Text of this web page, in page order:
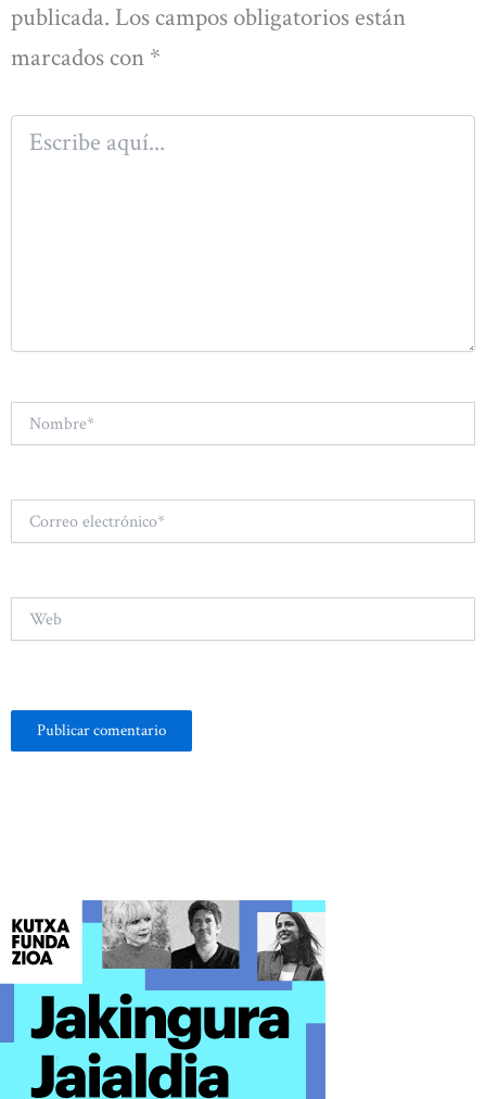
publicada. Los campos obligatorios están
marcados con *
Escribe
aquí...
electrónico*